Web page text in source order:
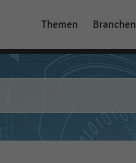
Main
navigation
Themen Branchen